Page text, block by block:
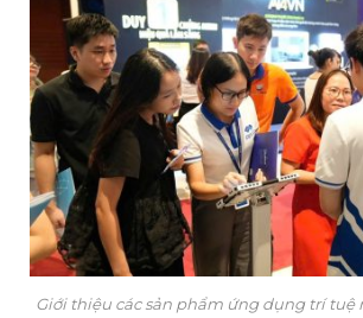
Giới thiệu các sản phẩm ứng dụng trí tuệ